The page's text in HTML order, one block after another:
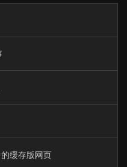
缓存版网页